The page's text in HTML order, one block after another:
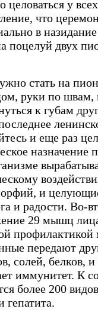
целоваться у
что
в
поцелуй двух
стать на
руки по швам,
к губам
и еще раз
назначение
и
и радости. Во-
29 мышц
передают
солей, белков,
иммунитет. К
более 200
гепатита.